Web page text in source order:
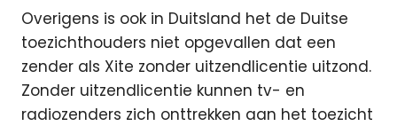
Overigens is ook in Duitsland het de Duitse
toezichthouders niet opgevallen dat een
zender als Xite zonder uitzendlicentie uitzond.
Zonder uitzendlicentie kunnen tv- en
radiozenders zich onttrekken aan het toezicht